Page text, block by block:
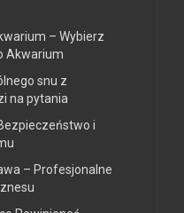
– Wybierz
Akwarium
snu z
na pytania
i
– Profesjonalne